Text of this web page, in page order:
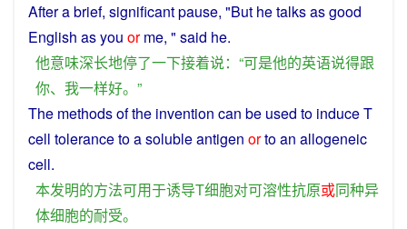
Afterabrief, significantpause, "But hetalksasgood
English asyou or me, " said he.
他意味深长地停了一下接着说：“可是他的英语说得跟
你、 我一样好。”
The methodsofthe invention can be used to induceT
cell toleranceto asolubleantigen orto an allogeneic
cell.
本发明的方法可用于诱导T细胞对可溶性抗原或同种异
体细胞的耐受。